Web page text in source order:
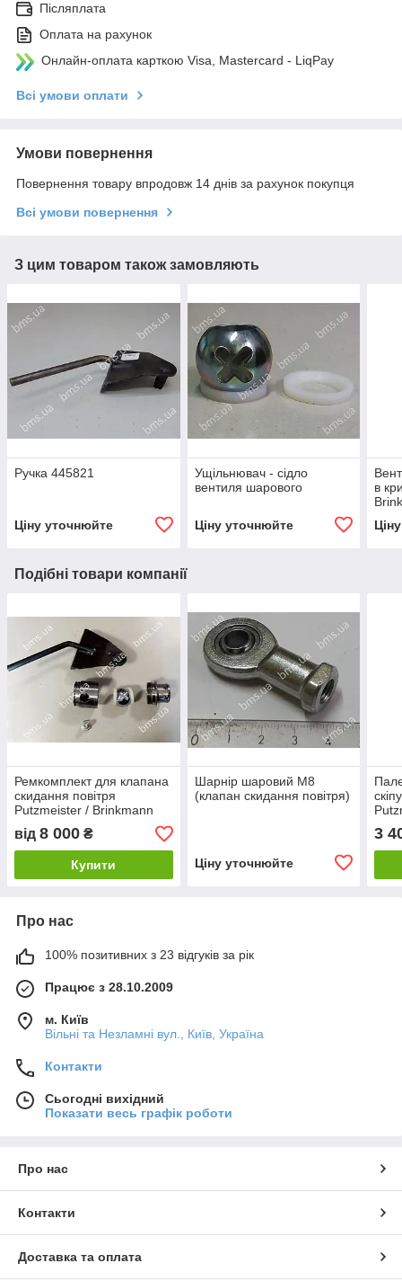
Післяплата
Оплата на рахунок
Онлайн-оплата карткою Visa, Mastercard - LiqPay
Всі умови оплати
Умови повернення
Повернення товару впродовж 14 днів за рахунок покупця
Всі умови повернення
З цим товаром також замовляють
Ручка 445821
Ціну уточнюйте
Ущільнювач - сідло
вентиля шарового
Ціну уточнюйте
в
Подібні товари компанії
Ремкомплект для клапана
скидання повітря
Putzmeister / Brinkmann
від 8 000 ₴
Купити
Шарнір шаровий М8
(клапан скидання повітря)
Ціну уточнюйте
3
Про нас
100% позитивних з 23 відгуків за рік
Працює з 28.10.2009
м. Київ
Вільні та Незламні вул., Київ, Україна
Контакти
Сьогодні вихідний
Показати весь графік роботи
Про нас
Контакти
Доставка та оплата